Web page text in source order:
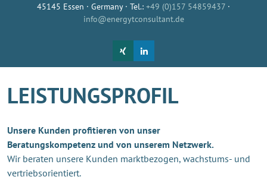
45145 Essen · Germany · Tel.: +49 (0)157 54859437 ·
info@energytconsultant.de
LEISTUNGSPROFIL
Unsere Kunden profitieren von unser
Beratungskompetenz und von unserem Netzwerk.
Wir beraten unsere Kunden marktbezogen, wachstums- und
vertriebsorientiert.